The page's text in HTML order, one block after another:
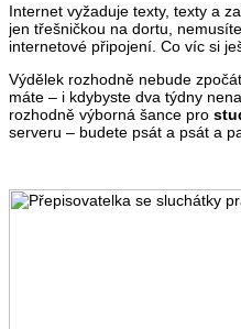
Internet vyžaduje texty, texty a
jen třešničkou na dortu,
internetové připojení. Co víc si
Výdělek rozhodně nebude
máte – i kdybyste dva týdny
rozhodně výborná šance pro
serveru – budete psát a psát a